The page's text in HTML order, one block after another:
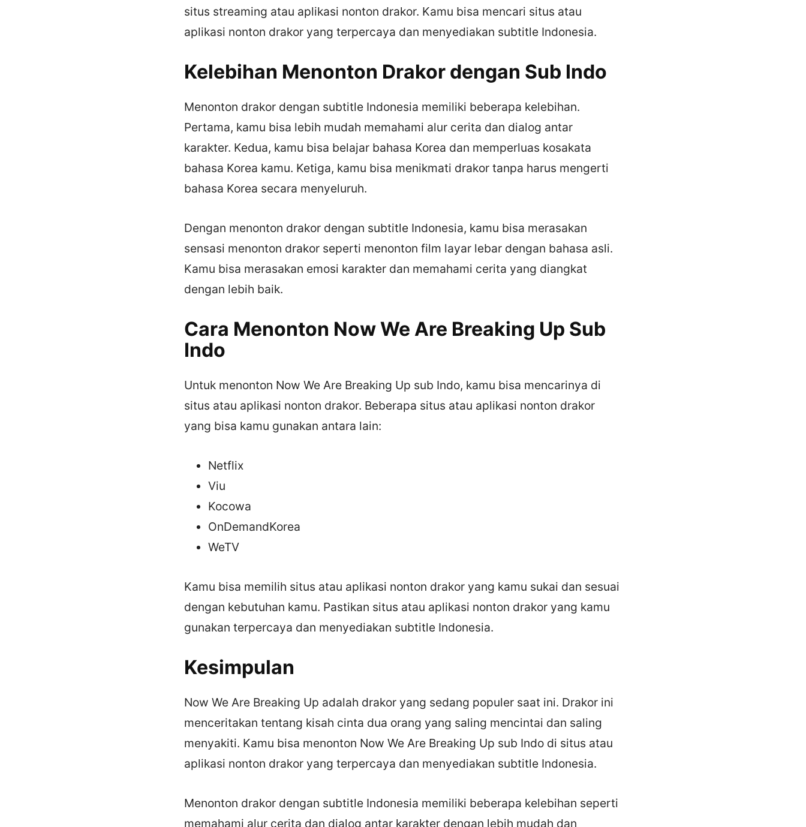
situs streaming atau aplikasi nonton drakor. Kamu bisa mencari situs atau
aplikasi nonton drakor yang terpercaya dan menyediakan subtitle Indonesia.
Kelebihan Menonton Drakor dengan Sub Indo
Menonton drakor dengan subtitle Indonesia memiliki beberapa kelebihan.
Pertama, kamu bisa lebih mudah memahami alur cerita dan dialog antar
karakter. Kedua, kamu bisa belajar bahasa Korea dan memperluas kosakata
bahasa Korea kamu. Ketiga, kamu bisa menikmati drakor tanpa harus mengerti
bahasa Korea secara menyeluruh.
Dengan menonton drakor dengan subtitle Indonesia, kamu bisa merasakan
sensasi menonton drakor seperti menonton film layar lebar dengan bahasa asli.
Kamu bisa merasakan emosi karakter dan memahami cerita yang diangkat
dengan lebih baik.
Cara Menonton Now We Are Breaking Up Sub
Indo
Untuk menonton Now We Are Breaking Up sub Indo, kamu bisa mencarinya di
situs atau aplikasi nonton drakor. Beberapa situs atau aplikasi nonton drakor
yang bisa kamu gunakan antara lain:
Netflix
Viu
Kocowa
OnDemandKorea
WeTV
Kamu bisa memilih situs atau aplikasi nonton drakor yang kamu sukai dan sesuai
dengan kebutuhan kamu. Pastikan situs atau aplikasi nonton drakor yang kamu
gunakan terpercaya dan menyediakan subtitle Indonesia.
Kesimpulan
Now We Are Breaking Up adalah drakor yang sedang populer saat ini. Drakor ini
menceritakan tentang kisah cinta dua orang yang saling mencintai dan saling
menyakiti. Kamu bisa menonton Now We Are Breaking Up sub Indo di situs atau
aplikasi nonton drakor yang terpercaya dan menyediakan subtitle Indonesia.
Menonton drakor dengan subtitle Indonesia memiliki beberapa kelebihan seperti
memahami alur cerita dan dialog antar karakter dengan lebih mudah dan